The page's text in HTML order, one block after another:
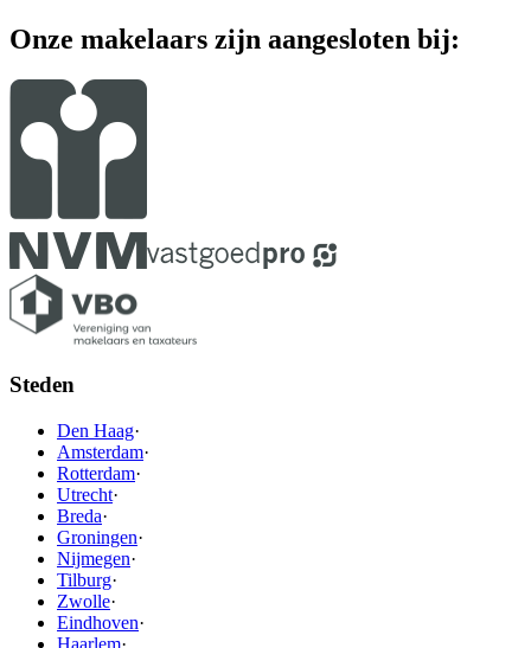
Onze makelaars zijn aangesloten bij:
Steden
Den Haag·
Amsterdam·
Rotterdam·
Utrecht·
Breda·
Groningen·
Nijmegen·
Tilburg·
Zwolle·
Eindhoven·
Haarlem·